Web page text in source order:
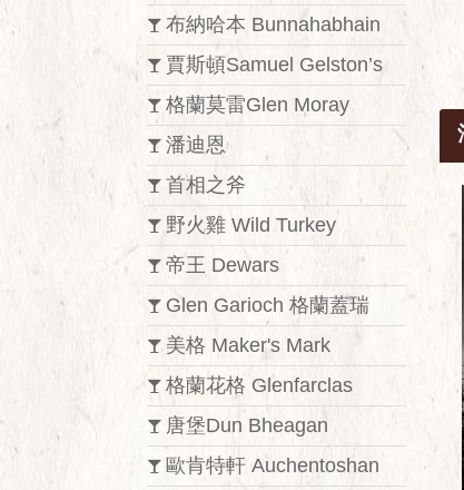
布納哈本 Bunnahabhain
賈斯頓Samuel Gelston’s
格蘭莫雷Glen Moray
潘迪恩
首相之斧
野火雞 Wild Turkey
帝王 Dewars
Glen Garioch 格蘭蓋瑞
美格 Maker's Mark
格蘭花格 Glenfarclas
唐堡Dun Bheagan
歐肯特軒 Auchentoshan